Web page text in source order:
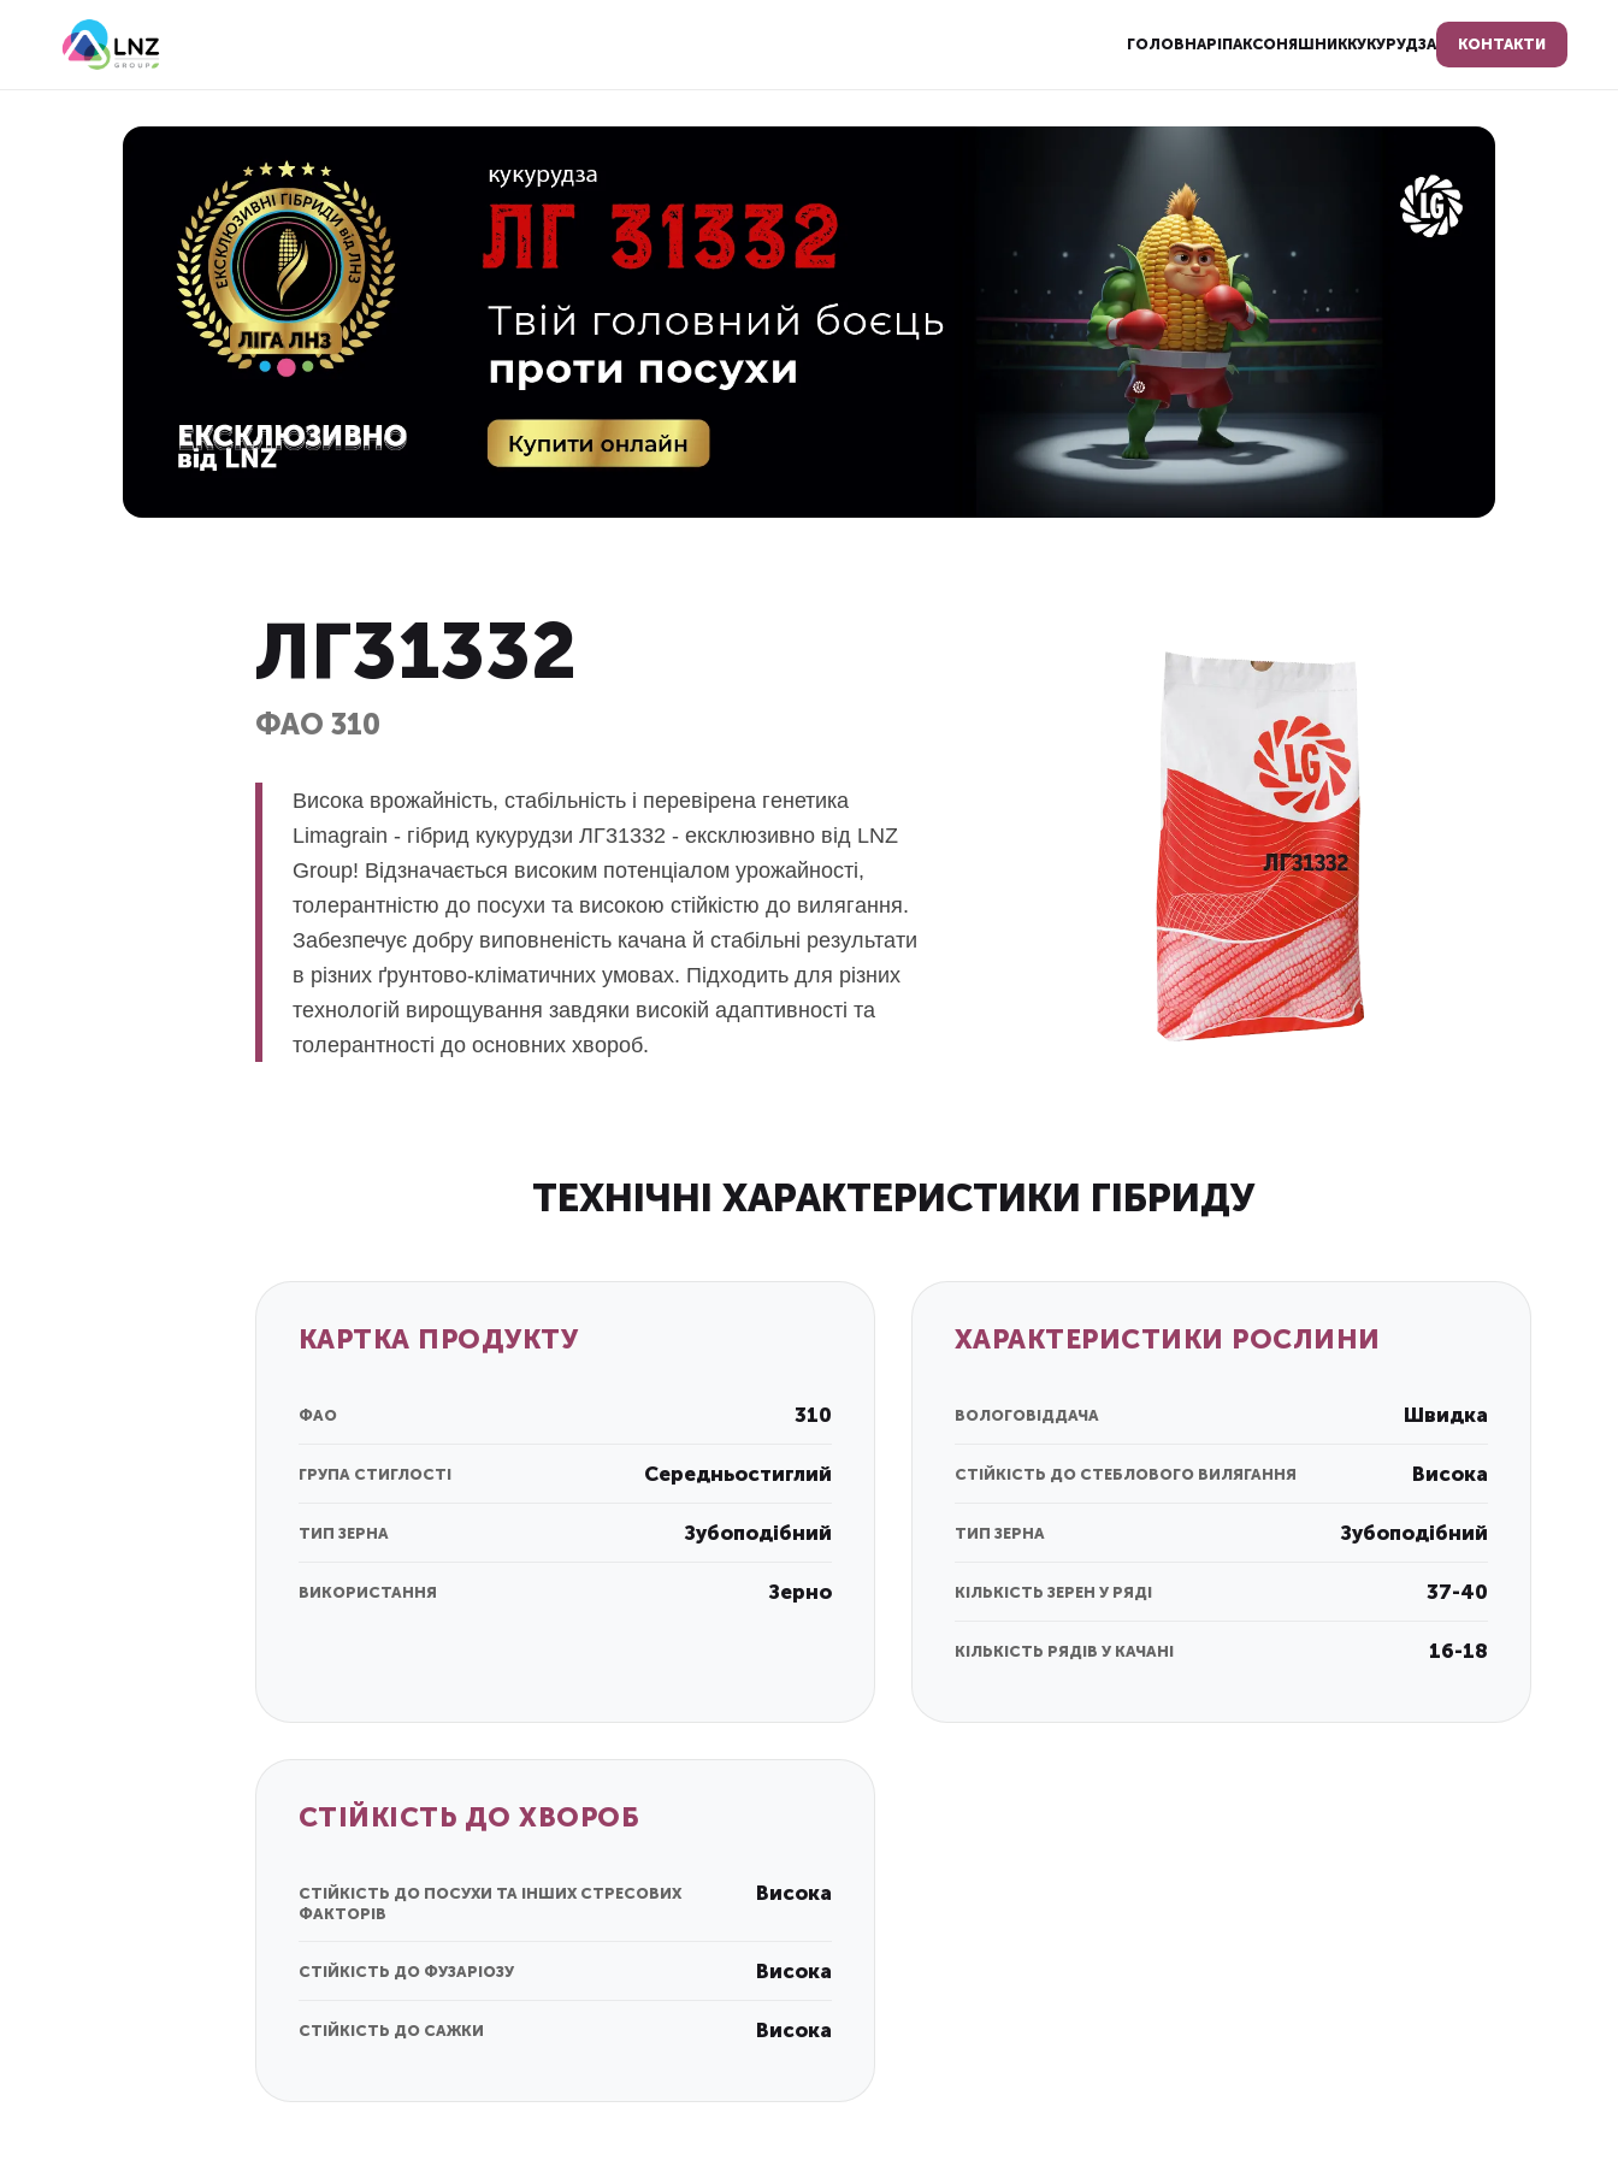
ГОЛОВНАРІПАКСОНЯШНИККУКУРУДЗА КОНТАКТИ
ЛГ31332
ФАО 310
Висока врожайність, стабільність і перевірена генетика
Limagrain - гібрид кукурудзи ЛГ31332 - ексклюзивно від LNZ
Group! Відзначається високим потенціалом урожайності,
толерантністю до посухи та високою стійкістю до вилягання.
Забезпечує добру виповненість качана й стабільні результати
в різних ґрунтово-кліматичних умовах. Підходить для різних
технологій вирощування завдяки високій адаптивності та
толерантності до основних хвороб.
ТЕХНІЧНІ ХАРАКТЕРИСТИКИ ГІБРИДУ
КАРТКА ПРОДУКТУ
ФАО 310
ГРУПА СТИГЛОСТІ Середньостиглий
ТИП ЗЕРНА Зубоподібний
ВИКОРИСТАННЯ Зерно
ХАРАКТЕРИСТИКИ РОСЛИНИ
ВОЛОГОВІДДАЧА Швидка
СТІЙКІСТЬ ДО СТЕБЛОВОГО ВИЛЯГАННЯ Висока
ТИП ЗЕРНА Зубоподібний
КІЛЬКІСТЬ ЗЕРЕН У РЯДІ 37-40
КІЛЬКІСТЬ РЯДІВ У КАЧАНІ 16-18
СТІЙКІСТЬ ДО ХВОРОБ
СТІЙКІСТЬ ДО ПОСУХИ ТА ІНШИХ СТРЕСОВИХ
ФАКТОРІВ
Висока
СТІЙКІСТЬ ДО ФУЗАРІОЗУ Висока
СТІЙКІСТЬ ДО САЖКИ Висока